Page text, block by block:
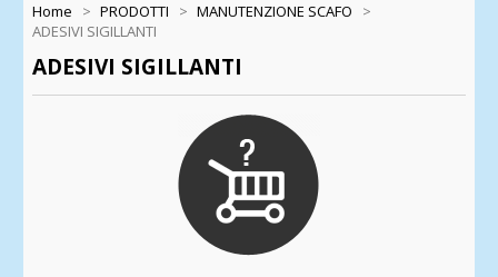
Home > PRODOTTI > MANUTENZIONE SCAFO
>
ADESIVI SIGILLANTI
ADESIVI SIGILLANTI